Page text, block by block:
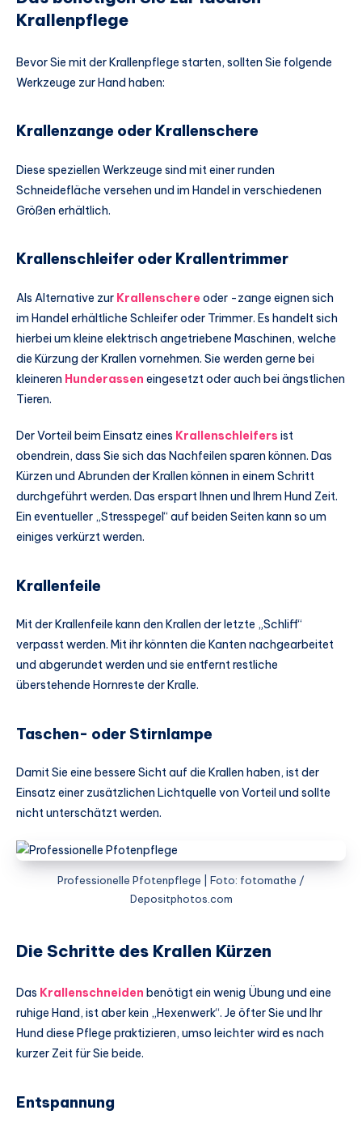
Krallenpflege
Bevor Sie mit der Krallenpflege starten, sollten Sie folgende
Werkzeuge zur Hand haben:
Krallenzange oder Krallenschere
Diese speziellen Werkzeuge sind mit einer runden
Schneidefläche versehen und im Handel in verschiedenen
Größen erhältlich.
Krallenschleifer oder Krallentrimmer
Als Alternative zur Krallenschere oder -zange eignen sich
im Handel erhältliche Schleifer oder Trimmer. Es handelt sich
hierbei um kleine elektrisch angetriebene Maschinen, welche
die Kürzung der Krallen vornehmen. Sie werden gerne bei
kleineren Hunderassen eingesetzt oder auch bei ängstlichen
Tieren.
Der Vorteil beim Einsatz eines Krallenschleifers ist
obendrein, dass Sie sich das Nachfeilen sparen können. Das
Kürzen und Abrunden der Krallen können in einem Schritt
durchgeführt werden. Das erspart Ihnen und Ihrem Hund Zeit.
Ein eventueller „Stresspegel“ auf beiden Seiten kann so um
einiges verkürzt werden.
Krallenfeile
Mit der Krallenfeile kann den Krallen der letzte „Schliff“
verpasst werden. Mit ihr könnten die Kanten nachgearbeitet
und abgerundet werden und sie entfernt restliche
überstehende Hornreste der Kralle.
Taschen- oder Stirnlampe
Damit Sie eine bessere Sicht auf die Krallen haben, ist der
Einsatz einer zusätzlichen Lichtquelle von Vorteil und sollte
nicht unterschätzt werden.
Professionelle Pfotenpflege | Foto: fotomathe /
Depositphotos.com
Die Schritte des Krallen Kürzen
Das Krallenschneiden benötigt ein wenig Übung und eine
ruhige Hand, ist aber kein „Hexenwerk“. Je öfter Sie und Ihr
Hund diese Pflege praktizieren, umso leichter wird es nach
kurzer Zeit für Sie beide.
Entspannung